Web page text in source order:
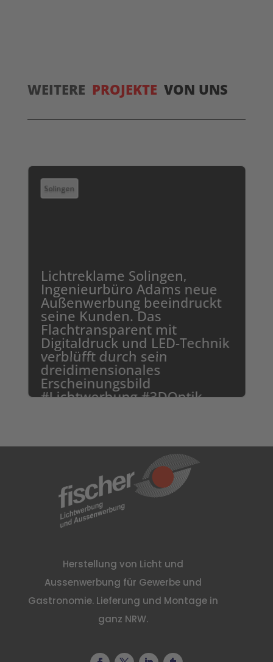
WEITERE PROJEKTE VON UNS
Solingen
Lichtreklame Solingen,
Ingenieurbüro Adams neue
Außenwerbung beeindruckt
seine Kunden. Das
Flachtransparent mit
Digitaldruck und LED-Technik
verblüfft durch sein
dreidimensionales
Erscheinungsbild
#Lichtwerbung #3DOptik
Herstellung von Licht und
Aussenwerbung für Gewerbe und
Gastronomie. Lieferung und Montage in
ganz NRW.